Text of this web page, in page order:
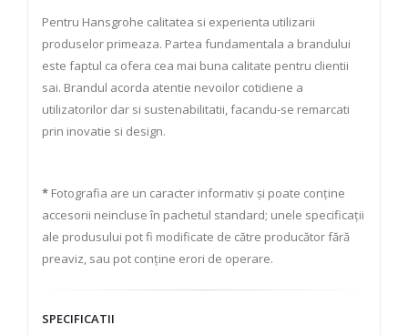
Pentru Hansgrohe calitatea si experienta utilizarii
produselor primeaza. Partea fundamentala a brandului
este faptul ca ofera cea mai buna calitate pentru clientii
sai. Brandul acorda atentie nevoilor cotidiene a
utilizatorilor dar si sustenabilitatii, facandu-se remarcati
prin inovatie si design.
* Fotografia are un caracter informativ și poate conține
accesorii neincluse în pachetul standard; unele specificații
ale produsului pot fi modificate de către producător fără
preaviz, sau pot conține erori de operare.
SPECIFICATII